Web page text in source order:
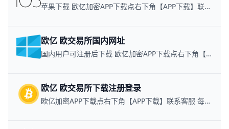
苹果下载 欧亿加密APP下载点右下角【APP下载】联系客服 每日更新可用链接
欧亿 欧交易所国内网址
国内用户可注册后下载 欧亿加密APP下载点右下角【APP下载】联系客服 每日更新可用链接
欧亿 欧交易所下载注册登录
欧亿加密APP下载点右下角【APP下载】联系客服 每日更新可用链接